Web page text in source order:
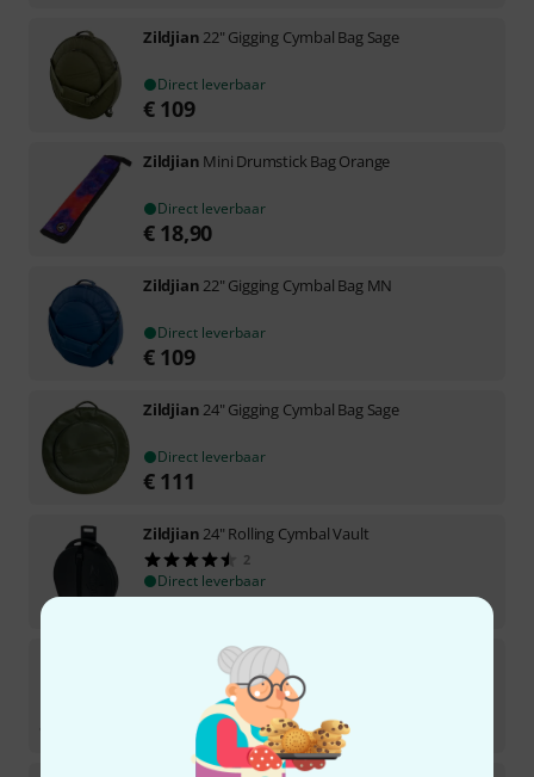
Zildjian 22" Gigging Cymbal Bag Sage
Direct leverbaar
€ 109
Zildjian Mini Drumstick Bag Orange
Direct leverbaar
€ 18,90
Zildjian 22" Gigging Cymbal Bag MN
Direct leverbaar
€ 109
Zildjian 24" Gigging Cymbal Bag Sage
Direct leverbaar
€ 111
Zildjian 24" Rolling Cymbal Vault
2
Direct leverbaar
€279
Mini Drumstick Bag Purple
2
Direct leverbaar
23,90